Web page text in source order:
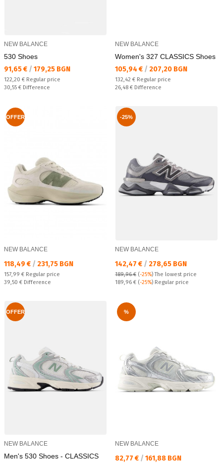
NEW BALANCE
530 Shoes
Текуща цена:
91,65 € / 179,25 BGN
Regular price:
122,20 € Regular price
Спестявате:
30,55 € Difference
NEW BALANCE
Women's 327 CLASSICS Shoes
Текуща цена:
105,94 € / 207,20 BGN
Regular price:
132,42 € Regular price
Спестявате:
26,48 € Difference
OFFER
NEW BALANCE
Текуща цена:
118,49 € / 231,75 BGN
Regular price:
157,99 € Regular price
Спестявате:
39,50 € Difference
-25%
NEW BALANCE
Текуща цена:
142,47 € / 278,65 BGN
189,96 € (-25%)The lowest price
Regular price:
189,96 € (-25%) Regular price
OFFER
NEW BALANCE
Men's 530 Shoes - CLASSICS
%
NEW BALANCE
Текуща цена:
82,77 € / 161,88 BGN